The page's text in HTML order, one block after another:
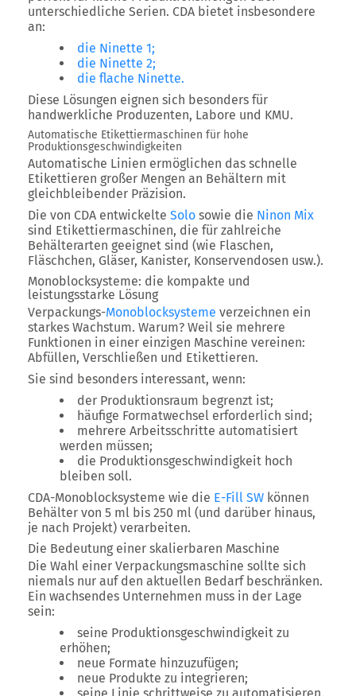
unterschiedliche Serien. CDA bietet insbesondere
an:
die Ninette 1;
die Ninette 2;
die flache Ninette.
Diese Lösungen eignen sich besonders für
handwerkliche Produzenten, Labore und KMU.
Automatische Etikettiermaschinen für hohe
Produktionsgeschwindigkeiten
Automatische Linien ermöglichen das schnelle
Etikettieren großer Mengen an Behältern mit
gleichbleibender Präzision.
Die von CDA entwickelte Solo sowie die Ninon Mix
sind Etikettiermaschinen, die für zahlreiche
Behälterarten geeignet sind (wie Flaschen,
Fläschchen, Gläser, Kanister, Konservendosen usw.).
Monoblocksysteme: die kompakte und
leistungsstarke Lösung
Verpackungs-Monoblocksysteme verzeichnen ein
starkes Wachstum. Warum? Weil sie mehrere
Funktionen in einer einzigen Maschine vereinen:
Abfüllen, Verschließen und Etikettieren.
Sie sind besonders interessant, wenn:
der Produktionsraum begrenzt ist;
häufige Formatwechsel erforderlich sind;
mehrere Arbeitsschritte automatisiert
werden müssen;
die Produktionsgeschwindigkeit hoch
bleiben soll.
CDA-Monoblocksysteme wie die E-Fill SW können
Behälter von 5 ml bis 250 ml (und darüber hinaus,
je nach Projekt) verarbeiten.
Die Bedeutung einer skalierbaren Maschine
Die Wahl einer Verpackungsmaschine sollte sich
niemals nur auf den aktuellen Bedarf beschränken.
Ein wachsendes Unternehmen muss in der Lage
sein:
seine Produktionsgeschwindigkeit zu
erhöhen;
neue Formate hinzuzufügen;
neue Produkte zu integrieren;